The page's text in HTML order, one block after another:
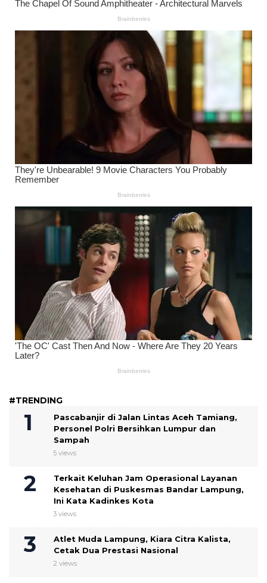
#TRENDING
Pascabanjir di Jalan Lintas Aceh Tamiang,
Personel Polri Bersihkan Lumpur dan
Sampah
5 views
Terkait Keluhan Jam Operasional Layanan
Kesehatan di Puskesmas Bandar Lampung,
Ini Kata Kadinkes Kota
3 views
Atlet Muda Lampung, Kiara Citra Kalista,
Cetak Dua Prestasi Nasional
2 views